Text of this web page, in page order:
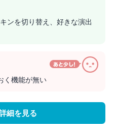
ンを切り替え、好きな演出
く機能が無い
細を見る